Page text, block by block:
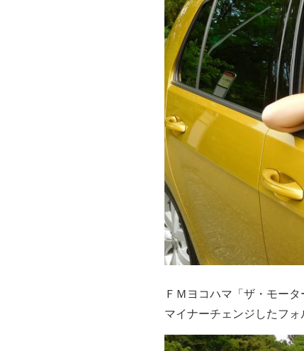
ＦＭヨコハマ「ザ・モー
マイナーチェンジしたフ